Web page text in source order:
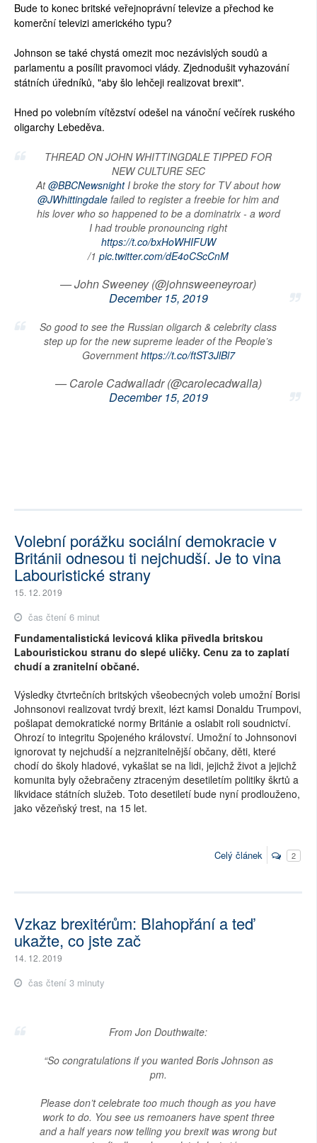
Bude to konec britské veřejnoprávní televize a přechod ke
komerční televizi amerického typu?
Johnson se také chystá omezit moc nezávislých soudů a
parlamentu a posílit pravomoci vlády. Zjednodušit vyhazování
státních úředníků, "aby šlo lehčeji realizovat brexit".
Hned po volebním vítězství odešel na vánoční večírek ruského
oligarchy Lebeděva.
THREAD ON JOHN WHITTINGDALE TIPPED FOR
NEW CULTURE SEC
At@BBCNewsnightI broke the story for TV about how
@JWhittingdale failed to register a freebie for him and
his lover who so happened to be a dominatrix - a word
I had trouble pronouncing right
https://t.co/bxHoWHIFUW
/1 pic.twitter.com/dE4oCScCnM
— John Sweeney (@johnsweeneyroar)
December 15, 2019
So good to see the Russian oligarch & celebrity class
step up for the new supreme leader of the People’s
Governmenthttps://t.co/ftST3JlBl7
— Carole Cadwalladr (@carolecadwalla)
December 15, 2019
Volební porážku sociální demokracie v
Británii odnesou ti nejchudší. Je to vina
Labouristické strany
15. 12. 2019
čas čtení 6 minut
Fundamentalistická levicová klika přivedla britskou
Labouristickou stranu do slepé uličky. Cenu za to zaplatí
chudí a zranitelní občané.
Výsledky čtvrtečních britských všeobecných voleb umožní Borisi
Johnsonovi realizovat tvrdý brexit, lézt kamsi Donaldu Trumpovi,
pošlapat demokratické normy Británie a oslabit roli soudnictví.
Ohrozí to integritu Spojeného království. Umožní to Johnsonovi
ignorovat ty nejchudší a nejzranitelnější občany, děti, které
chodí do školy hladové, vykašlat se na lidi, jejichž život a jejichž
komunita byly ožebračeny ztraceným desetiletím politiky škrtů a
likvidace státních služeb. Toto desetiletí bude nyní prodlouženo,
jako vězeňský trest, na 15 let.
Celý článek 2
Vzkaz brexitérům: Blahopřání a teď
ukažte, co jste zač
14. 12. 2019
čas čtení 3 minuty
From Jon Douthwaite:
“So congratulations if you wanted Boris Johnson as
pm.
Please don’t celebrate too much though as you have
work to do. You see us remoaners have spent three
and a half years now telling you brexit was wrong but